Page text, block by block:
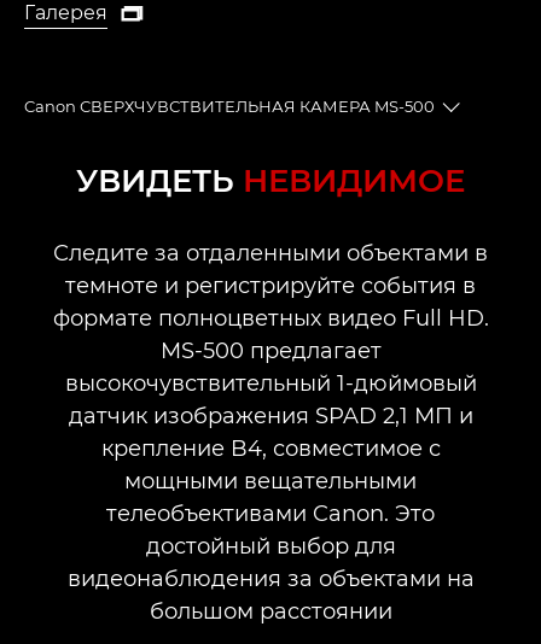
Галерея
Галерея

Canon СВЕРХЧУВСТВИТЕЛЬНАЯ КАМЕРА MS-500
Toggle
Общая информация
УВИДЕТЬ НЕВИДИМОЕ
Следите за отдаленными объектами в
темноте и регистрируйте события в
формате полноцветных видео Full HD.
MS-500 предлагает
высокочувствительный 1-дюймовый
датчик изображения SPAD 2,1 МП и
крепление B4, совместимое с
мощными вещательными
телеобъективами Canon. Это
достойный выбор для
видеонаблюдения за объектами на
большом расстоянии